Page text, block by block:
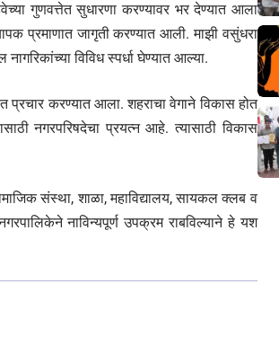
गुणवत्तेत सुधारणा करण्यावर भर देण्यात आला
प्रमाणात जागृती करण्यात आली. माझी वसुंधरा
विविध स्पर्धा घेण्यात आल्या.
प्रचार करण्यात आला. शहराचा वेगाने विकास होत
नगरपरिषदेचा प्रयत्न आहे. त्यासाठी विकास
संस्था, शाळा, महाविद्यालय, सायकल क्लब व
नाविन्यपूर्ण उपक्रम राबविल्याने हे यश